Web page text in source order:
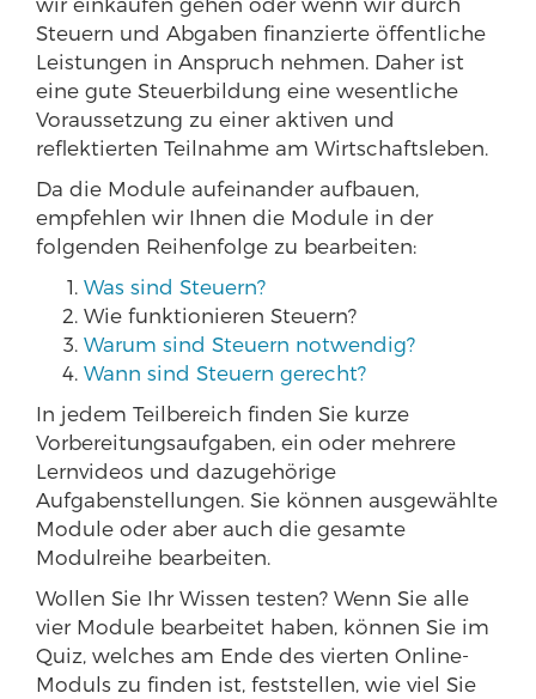
Steuern und Abgaben finanzierte öffentliche
Leistungen in Anspruch nehmen. Daher ist
eine gute Steuerbildung eine wesentliche
Voraussetzung zu einer aktiven und
reflektierten Teilnahme am Wirtschaftsleben.
Da die Module aufeinander aufbauen,
empfehlen wir Ihnen die Module in der
folgenden Reihenfolge zu bearbeiten:
Was sind Steuern?
Wie funktionieren Steuern?
Warum sind Steuern notwendig?
Wann sind Steuern gerecht?
In jedem Teilbereich finden Sie kurze
Vorbereitungsaufgaben, ein oder mehrere
Lernvideos und dazugehörige
Aufgabenstellungen. Sie können ausgewählte
Module oder aber auch die gesamte
Modulreihe bearbeiten.
Wollen Sie Ihr Wissen testen? Wenn Sie alle
vier Module bearbeitet haben, können Sie im
Quiz, welches am Ende des vierten Online-
Moduls zu finden ist, feststellen, wie viel Sie